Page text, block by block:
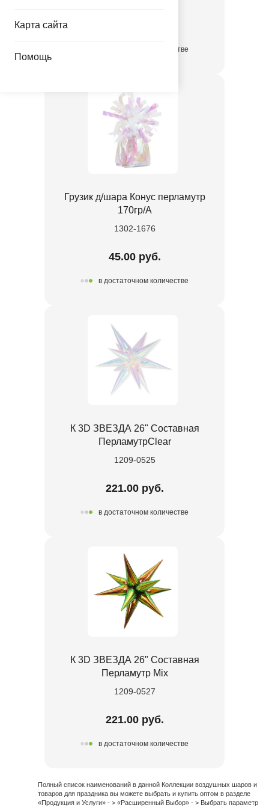
Карта сайта
Помощь
в достаточном количестве
Грузик д/шара Конус перламутр
170гр/A
1302-1676
45.00 руб.
в достаточном количестве
К 3D ЗВЕЗДА 26" Составная
ПерламутрClear
1209-0525
221.00 руб.
в достаточном количестве
К 3D ЗВЕЗДА 26" Составная
Перламутр Mix
1209-0527
221.00 руб.
в достаточном количестве
Полный список наименований в данной Коллекции воздушных шаров и
товаров для праздника вы можете выбрать и купить оптом в разделе
«Продукция и Услуги» - > «Расширенный Выбор» - > Выбрать параметр